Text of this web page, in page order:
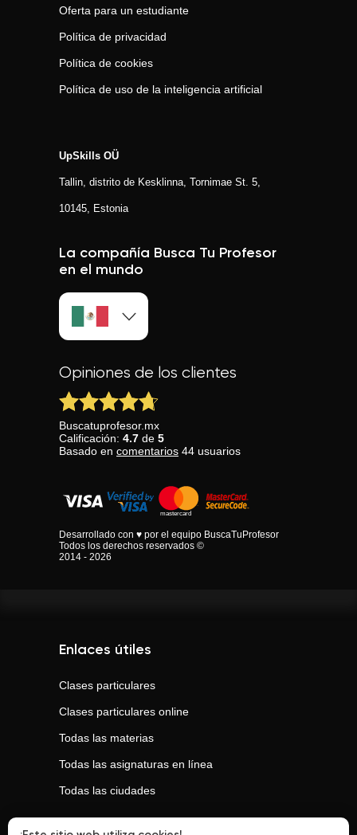
Oferta para un estudiante
Política de privacidad
Política de cookies
Política de uso de la inteligencia artificial
UpSkills OÜ
Tallin, distrito de Kesklinna, Tornimаe St. 5,
10145, Estonia
La compañía Busca Tu Profesor
en el mundo
Opiniones de los clientes
Buscatuprofesor.mx
Calificación: 4.7 de 5
Basado en comentarios 44 usuarios
Desarrollado con ♥ por el equipo BuscaTuProfesor
Todos los derechos reservados ©
2014 - 2026
Enlaces útiles
Clases particulares
Clases particulares online
Todas las materias
Todas las asignaturas en línea
Todas las ciudades